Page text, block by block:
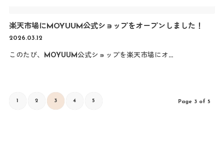
楽天市場にMOYUUM公式ショップをオープンしました！
2026.03.12
このたび、MOYUUM公式ショップを楽天市場にオ…
Page 3 of 5
1 2 3 4 5